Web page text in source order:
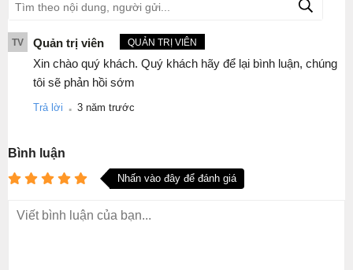
TV Quản trị viên QUẢN TRỊ VIÊN
Xin chào quý khách. Quý khách hãy để lại bình luận, chúng
tôi sẽ phản hồi sớm
Trả lời . 3 năm trước
Bình luận
Nhấn vào đây để đánh giá